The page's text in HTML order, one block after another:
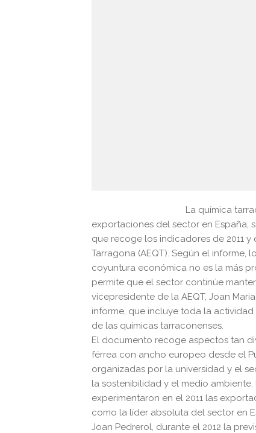
La química
exportaciones del sector en España,
que recoge los indicadores de 2011
Tarragona (AEQT). Según el
coyuntura económica no es la más
permite que el sector continúe
vicepresidente de la AEQT, Joan
informe, que incluye toda la
de las químicas tarraconenses.
El documento recoge aspectos tan
férrea con ancho europeo desde el
organizadas por la universidad y el
la sostenibilidad y el medio
experimentaron en el 2011 las
como la líder absoluta del sector en
Joan Pedrerol, durante el 2012 la